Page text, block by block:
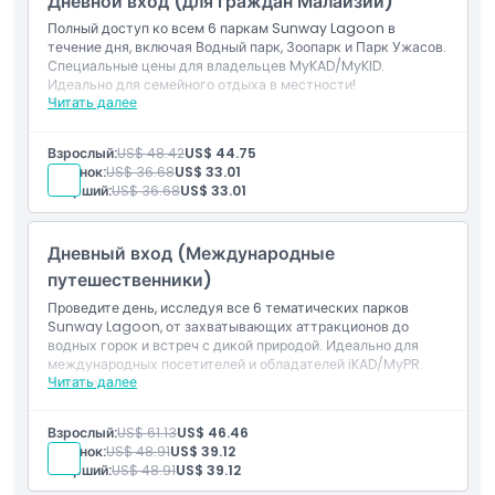
Исключения
Часы работы
Вещи, которые нужно знать
Местоположение
Дресс-код
Политика отмены
Полный доступ ко всем 6 паркам Sunway Lagoon в
течение дня, включая Водный парк, Зоопарк и Парк Ужасов.
Специальные цены для владельцев MyKAD/MyKID.
Идеально для семейного отдыха в местности!
Читать далее
Включено
Включает Водный парк, Зоопарк и многое другое.
Взрослый:US$ 48.42US$ 44.75
Ребенок:US$ 36.68US$ 33.01
Старший:US$ 36.68US$ 33.01
Дневный вход (Международные
путешественники)
Проведите день, исследуя все 6 тематических парков
Sunway Lagoon, от захватывающих аттракционов до
водных горок и встреч с дикой природой. Идеально для
международных посетителей и обладателей iKAD/MyPR.
Читать далее
Включено
Lagoon.
Для международных туристов, обладателей iKAD/iKID и
MyPR.
Взрослый:US$ 61.13US$ 46.46
Ребенок:US$ 48.91US$ 39.12
Старший:US$ 48.91US$ 39.12